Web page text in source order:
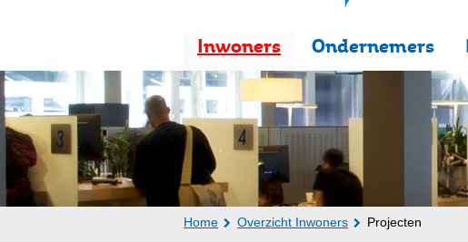
Inwoners Ondernemers
Home Overzicht Inwoners Projecten